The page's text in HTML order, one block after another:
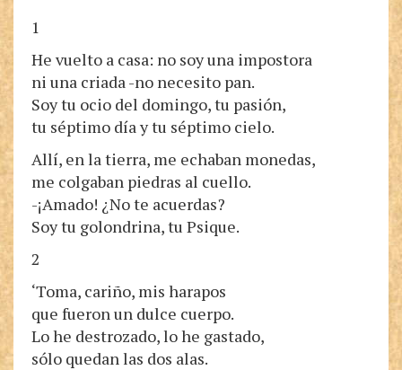
1
He vuelto a casa: no soy una impostora
ni una criada -no necesito pan.
Soy tu ocio del domingo, tu pasión,
tu séptimo día y tu séptimo cielo.
Allí, en la tierra, me echaban monedas,
me colgaban piedras al cuello.
-¡Amado! ¿No te acuerdas?
Soy tu golondrina, tu Psique.
2
‘Toma, cariño, mis harapos
que fueron un dulce cuerpo.
Lo he destrozado, lo he gastado,
sólo quedan las dos alas.